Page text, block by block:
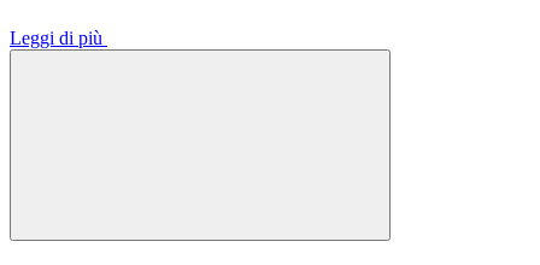
Leggi di più